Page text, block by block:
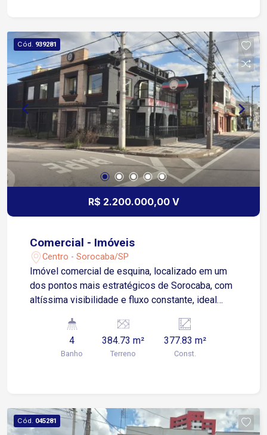
Cód. 939281
R$ 2.200.000,00 V
Comercial - Imóveis
Centro - Sorocaba/SP
Imóvel comercial de esquina, localizado em um
dos pontos mais estratégicos de Sorocaba, com
altíssima visibilidade e fluxo constante, ideal
privilegiado e forte presença de marca. Pronto
para operação, o imóvel oferece infraestrutura
completa e adaptável para diversos segmentos
aproveitamento dos espaços: 02 salões
comerciais amplos, ideais para atendimento ao
4
Banho
384.73 m²
Terreno
377.83 m²
Const.
Cód. 045281